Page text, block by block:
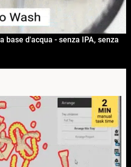
base d'acqua - senza IPA, senza